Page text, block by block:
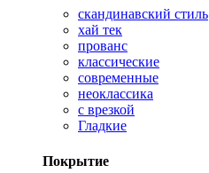
скандинавский стиль
хай тек
прованс
классические
современные
неоклассика
с врезкой
Гладкие
Покрытие